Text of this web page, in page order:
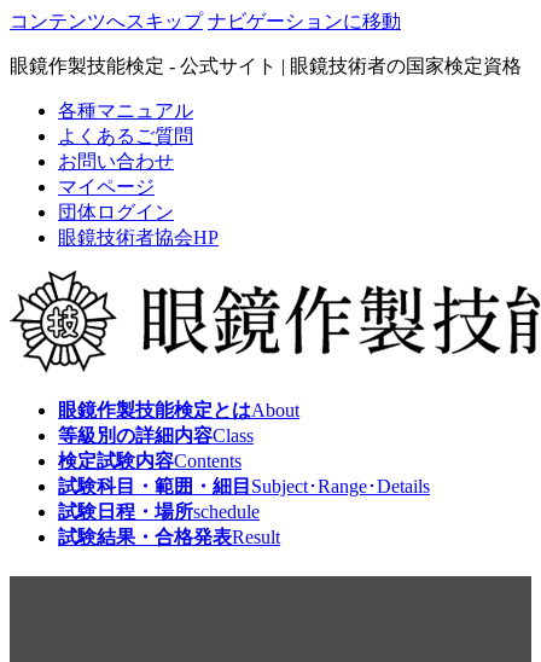
コンテンツへスキップ ナビゲーションに移動
眼鏡作製技能検定 - 公式サイト | 眼鏡技術者の国家検定資格
各種マニュアル
よくあるご質問
お問い合わせ
マイページ
団体ログイン
眼鏡技術者協会HP
眼鏡作製技能検定とはAbout
等級別の詳細内容Class
検定試験内容Contents
試験科目・範囲・細目 Subject･Range･Details
試験日程・場所schedule
試験結果・合格発表Result